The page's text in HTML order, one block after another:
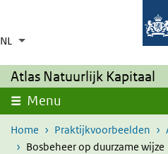
Overslaan en naar de inhoud gaan
NL Taalkeuze
Aanvullende acties weergeven
Ingeklapt
Atlas Natuurlijk Kapitaal
Menu
Home Praktijkvoorbeelden
Bosbeheer op duurzame wijze